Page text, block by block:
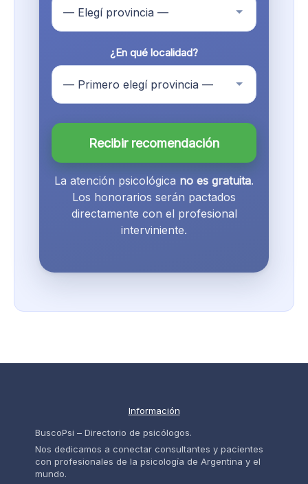
¿En qué localidad?
Recibir recomendación
La atención psicológica no es gratuita.
Los honorarios serán pactados
directamente con el profesional
interviniente.
Información
BuscoPsi – Directorio de psicólogos.
Nos dedicamos a conectar consultantes y pacientes
con profesionales de la psicología de Argentina y el
mundo.